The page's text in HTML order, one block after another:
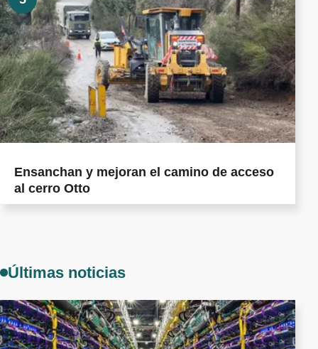
Ensanchan y mejoran el camino de acceso
al cerro Otto
Últimas noticias